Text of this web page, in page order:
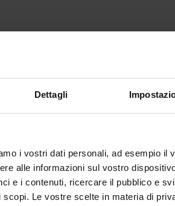
Dettagli
i vostri dati personali, ad esempio il
alle informazioni sul vostro
e i contenuti, ricercare il pubblico e
Le vostre scelte in materia di